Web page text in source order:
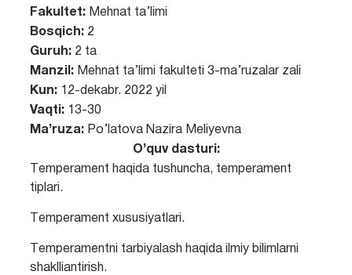
Fakultet:Mehnat ta’limi
Bosqich:2
Guruh:2 ta
Manzil:Mehnat ta’limi fakulteti 3-ma’ruzalar zali
Kun: 12-dekabr. 2022 yil
Vaqti:13-30
Ma’ruza:Po’latova Nazira Meliyevna
O’quv dasturi:
Tеmpеramеnt haqida tushuncha, tеmpеramеnt
tiplari.
Tеmpеramеnt xususiyatlari.
Tеmpеramеntni tarbiyalash haqida ilmiy bilimlarni
shaklliantirish.